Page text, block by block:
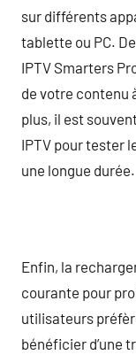
sur différents
tablette ou PC.
IPTV Smarters
de votre contenu
plus, il est
IPTV pour tester
une longue durée.
Enfin, la
courante pour
utilisateurs
bénéficier d’une